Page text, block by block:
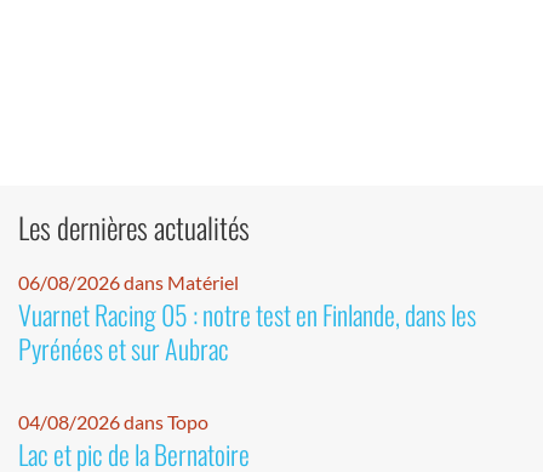
Les dernières actualités
06/08/2026 dans Matériel
Vuarnet Racing 05 : notre test en Finlande, dans les
Pyrénées et sur Aubrac
04/08/2026 dans Topo
Lac et pic de la Bernatoire